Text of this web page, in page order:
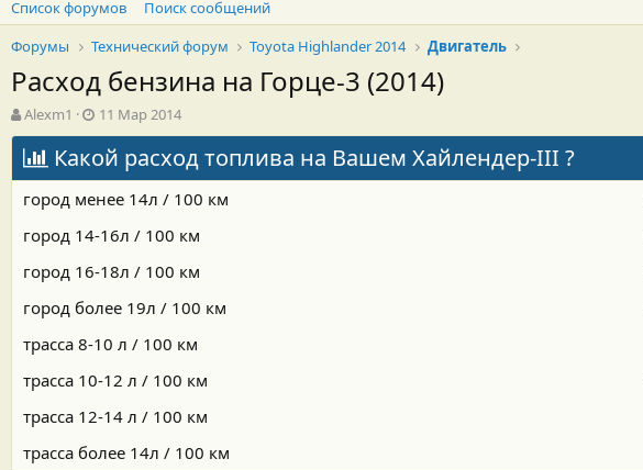
Список форумов
Поиск сообщений
Форумы
Технический форум Toyota Highlander 2014 Двигатель
Расход бензина на Горце-3 (2014)
А
в
т
о
т
е
ы
Alexm1
Д
а
т
а
а
ч
л
11 Мар 2014
Какой расход топлива на Вашем Хайлендер-III ?
город менее 14л / 100 км
город 14-16л / 100 км
город 16-18л / 100 км
город более 19л / 100 км
трасса 8-10 л / 100 км
трасса 10-12 л / 100 км
трасса 12-14 л / 100 км
трасса более 14л / 100 км